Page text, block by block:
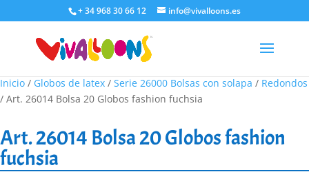
+ 34 968 30 66 12 info@vivalloons.es
Inicio / Globos de latex / Serie 26000 Bolsas con solapa / Redondos
/ Art. 26014 Bolsa 20 Globos fashion fuchsia
Art. 26014 Bolsa 20 Globos fashion
fuchsia